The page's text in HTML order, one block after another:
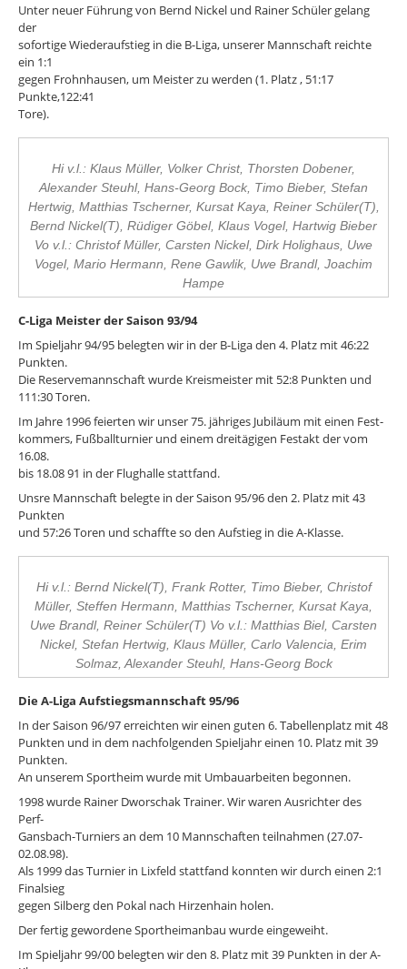
Unter neuer Führung von Bernd Nickel und Rainer Schüler gelang
der
sofortige Wiederaufstieg in die B-Liga, unserer Mannschaft reichte
ein 1:1
gegen Frohnhausen, um Meister zu werden (1. Platz , 51:17
Punkte,122:41
Tore).
Hi v.l.: Klaus Müller, Volker Christ, Thorsten Dobener,
Alexander Steuhl, Hans-Georg Bock, Timo Bieber, Stefan
Hertwig, Matthias Tscherner, Kursat Kaya, Reiner Schüler(T),
Bernd Nickel(T), Rüdiger Göbel, Klaus Vogel, Hartwig Bieber
Vo v.l.: Christof Müller, Carsten Nickel, Dirk Holighaus, Uwe
Vogel, Mario Hermann, Rene Gawlik, Uwe Brandl, Joachim
Hampe
C-Liga Meister der Saison 93/94
Im Spieljahr 94/95 belegten wir in der B-Liga den 4. Platz mit 46:22
Punkten.
Die Reservemannschaft wurde Kreismeister mit 52:8 Punkten und
111:30 Toren.
Im Jahre 1996 feierten wir unser 75. jähriges Jubiläum mit einen Fest-
kommers, Fußballturnier und einem dreitägigen Festakt der vom
16.08.
bis 18.08 91 in der Flughalle stattfand.
Unsre Mannschaft belegte in der Saison 95/96 den 2. Platz mit 43
Punkten
und 57:26 Toren und schaffte so den Aufstieg in die A-Klasse.
Hi v.l.: Bernd Nickel(T), Frank Rotter, Timo Bieber, Christof
Müller, Steffen Hermann, Matthias Tscherner, Kursat Kaya,
Uwe Brandl, Reiner Schüler(T) Vo v.l.: Matthias Biel, Carsten
Nickel, Stefan Hertwig, Klaus Müller, Carlo Valencia, Erim
Solmaz, Alexander Steuhl, Hans-Georg Bock
Die A-Liga Aufstiegsmannschaft 95/96
In der Saison 96/97 erreichten wir einen guten 6. Tabellenplatz mit 48
Punkten und in dem nachfolgenden Spieljahr einen 10. Platz mit 39
Punkten.
An unserem Sportheim wurde mit Umbauarbeiten begonnen.
1998 wurde Rainer Dworschak Trainer. Wir waren Ausrichter des
Perf-
Gansbach-Turniers an dem 10 Mannschaften teilnahmen (27.07-
02.08.98).
Als 1999 das Turnier in Lixfeld stattfand konnten wir durch einen 2:1
Finalsieg
gegen Silberg den Pokal nach Hirzenhain holen.
Der fertig gewordene Sportheimanbau wurde eingeweiht.
Im Spieljahr 99/00 belegten wir den 8. Platz mit 39 Punkten in der A-